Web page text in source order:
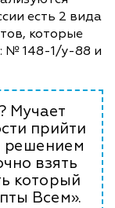
есть 2 вида
которые
№ 148-1/у-88 и
Мучает
прийти
решением
взять
который
Всем».